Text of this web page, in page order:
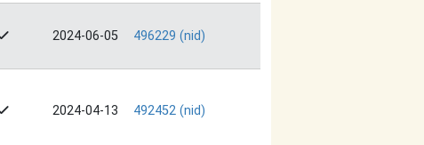
2024-06-05 496229 (nid)
2024-04-13 492452 (nid)